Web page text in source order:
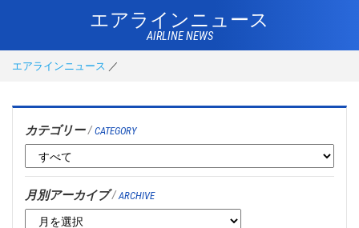
エアラインニュース
AIRLINE NEWS
エアラインニュース
カテゴリー/ CATEGORY
月別アーカイブ/ ARCHIVE